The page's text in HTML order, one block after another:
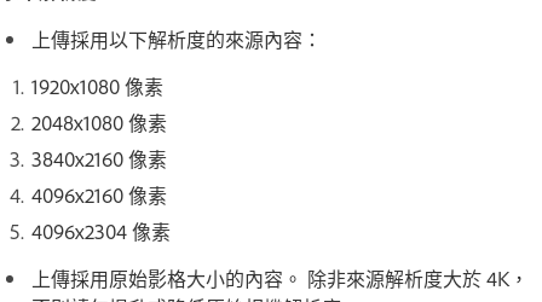
上傳採用以下解析度的來源內容：
1920x1080 像素
2048x1080 像素
3840x2160 像素
4096x2160 像素
4096x2304 像素
上傳採用原始影格大小的內容。 除非來源解析度大於 4K，